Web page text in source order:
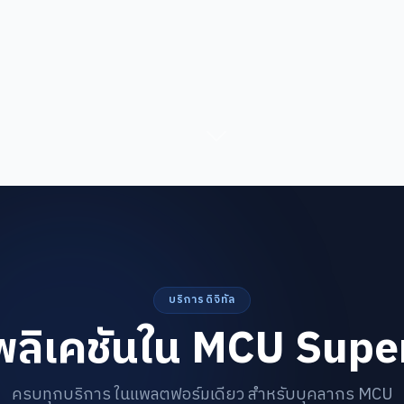
บริการดิจิทัล
เคชันใน MCU
ครบทุกบริการ ในแพลตฟอร์มเดียว สำหรับบุคลากร MCU